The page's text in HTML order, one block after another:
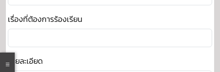
เรื่องที่ต้องการร้องเรียน
รายละเอียด